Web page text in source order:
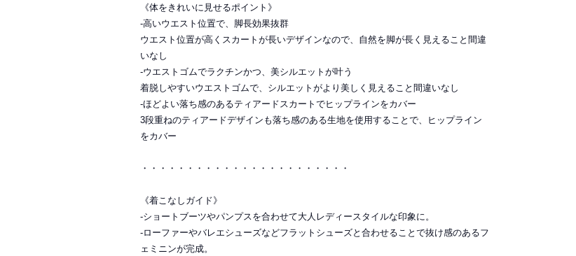
《体をきれいに見せるポイント》
-高いウエスト位置で、脚長効果抜群
ウエスト位置が高くスカートが長いデザインなので、自然を脚が長く見えること間違
いなし
-ウエストゴムでラクチンかつ、美シルエットが叶う
着脱しやすいウエストゴムで、シルエットがより美しく見えること間違いなし
-ほどよい落ち感のあるティアードスカートでヒップラインをカバー
3段重ねのティアードデザインも落ち感のある生地を使用することで、ヒップライン
をカバー
・・・・・・・・・・・・・・・・・・・・・・・
《着こなしガイド》
-ショートブーツやパンプスを合わせて大人レディースタイルな印象に。
-ローファーやバレエシューズなどフラットシューズと合わせることで抜け感のあるフ
ェミニンが完成。